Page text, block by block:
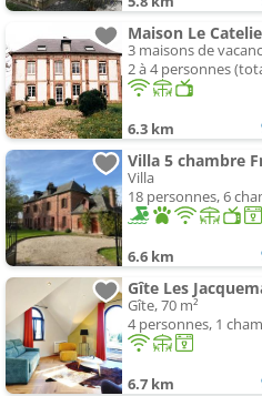
Maison Le
3 maisons de
2 à 4 personnes
6.3 km
Villa
18 personnes, 6
6.6 km
Gîte Les
Gîte, 70 m²
4 personnes, 1
6.7 km